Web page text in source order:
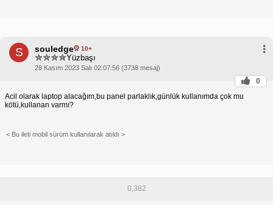
S souledge 10+
Yüzbaşı
28 Kasım 2023 Salı 02:07:56 (3738 mesaj)
0
Acil olarak laptop alacağım,bu panel parlaklık,günlük kullanımda çok mu
kötü,kullanan varmı?
< Bu ileti mobil sürüm kullanılarak atıldı >
0,382